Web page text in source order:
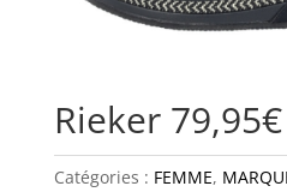
Rieker 79,95€
Catégories : FEMME,